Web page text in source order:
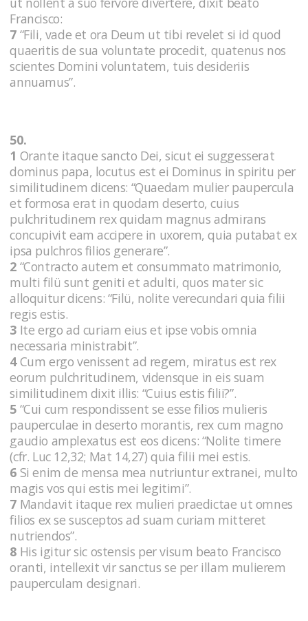
Francisco:
7 “Fili, vade et ora Deum ut tibi revelet si id quod
quaeritis de sua voluntate procedit, quatenus nos
scientes Domini voluntatem, tuis desideriis
annuamus”.
50.
1 Orante itaque sancto Dei, sicut ei suggesserat
dominus papa, locutus est ei Dominus in spiritu per
similitudinem dicens: “Quaedam mulier paupercula
et formosa erat in quodam deserto, cuius
pulchritudinem rex quidam magnus admirans
concupivit eam accipere in uxorem, quia putabat ex
ipsa pulchros filios generare”.
2 “Contracto autem et consummato matrimonio,
multi filü sunt geniti et adulti, quos mater sic
alloquitur dicens: “Filü, nolite verecundari quia filii
regis estis.
3 Ite ergo ad curiam eius et ipse vobis omnia
necessaria ministrabit”.
4Cum ergo venissent ad regem, miratus est rex
eorum pulchritudinem, vidensque in eis suam
similitudinem dixit illis: “Cuius estis filii?”.
5 “Cui cum respondissent se esse filios mulieris
pauperculae in deserto morantis, rex cum magno
gaudio amplexatus est eos dicens: “Nolite timere
(cfr. Luc 12,32; Mat 14,27) quia filii mei estis.
6 Si enim de mensa mea nutriuntur extranei, multo
magis vos qui estis mei legitimi”.
7 Mandavit itaque rex mulieri praedictae ut omnes
filios ex se susceptos ad suam curiam mitteret
nutriendos”.
8 His igitur sic ostensis per visum beato Francisco
oranti, intellexit vir sanctus se per illam mulierem
pauperculam designari.